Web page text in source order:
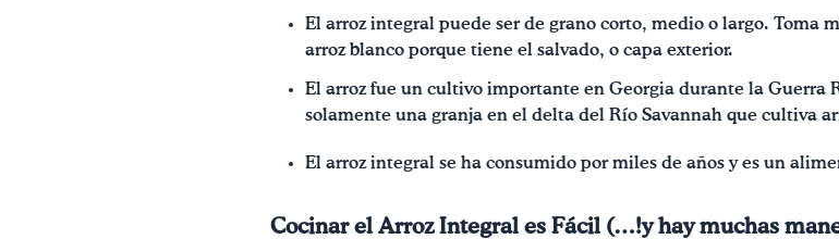
El arroz integral puede ser de grano corto, medio o largo. Toma
arroz blanco porque tiene el salvado, o capa exterior.
El arroz fue un cultivo importante en Georgia durante la Guerra
solamente una granja en el delta del Río Savannah que cultiva
El arroz integral se ha consumido por miles de años y es un
Cocinar el Arroz Integral es Fácil (…!y hay muchas